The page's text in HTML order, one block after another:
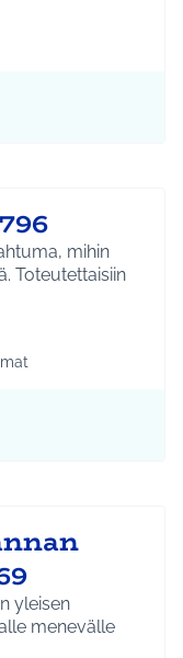
Liikunta ja
mihin
Toteutettaisiin
mukaan: Kulttuuri ja
yleisen
menevälle